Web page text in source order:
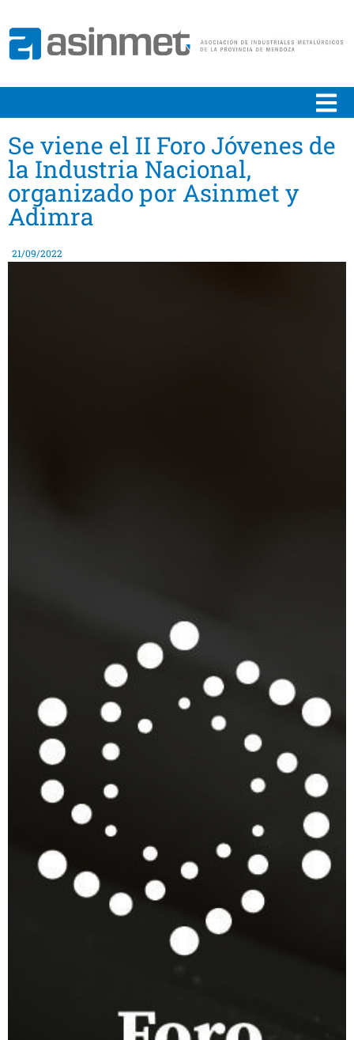
Se viene el II Foro Jóvenes de
la Industria Nacional,
organizado por Asinmet y
Adimra
21/09/2022